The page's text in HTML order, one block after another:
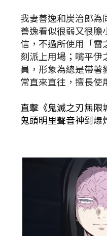
我妻善逸和炭治郎為
善逸看似很弱又很膽
信，不過所使用「雷
刻派上用場；嘴平伊
員，形象為總是帶著
常直來直往，擅長使
直擊《鬼滅之刃無
鬼頭明里聲音神到爆